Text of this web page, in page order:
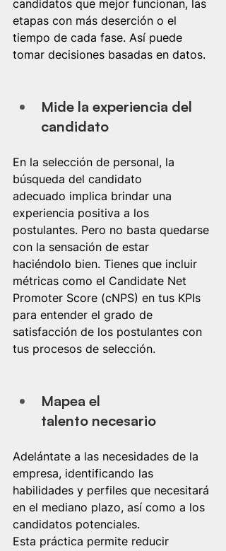
candidatos que mejor funcionan, las
etapas con más deserción o el
tiempo de cada fase. Así puede
tomar decisiones basadas en datos.
Mide la experiencia del
candidato
En la selección de personal, la
búsqueda del candidato
adecuado implica brindar una
experiencia positiva a los
postulantes. Pero no basta quedarse
con la sensación de estar
haciéndolo bien. Tienes que incluir
métricas como el Candidate Net
Promoter Score (cNPS) en tus KPIs
para entender el grado de
satisfacción de los postulantes con
tus procesos de selección.
Mapea el
talento necesario
Adelántate a las necesidades de la
empresa, identificando las
habilidades y perfiles que necesitará
en el mediano plazo, así como a los
candidatos potenciales.
Esta práctica permite reducir